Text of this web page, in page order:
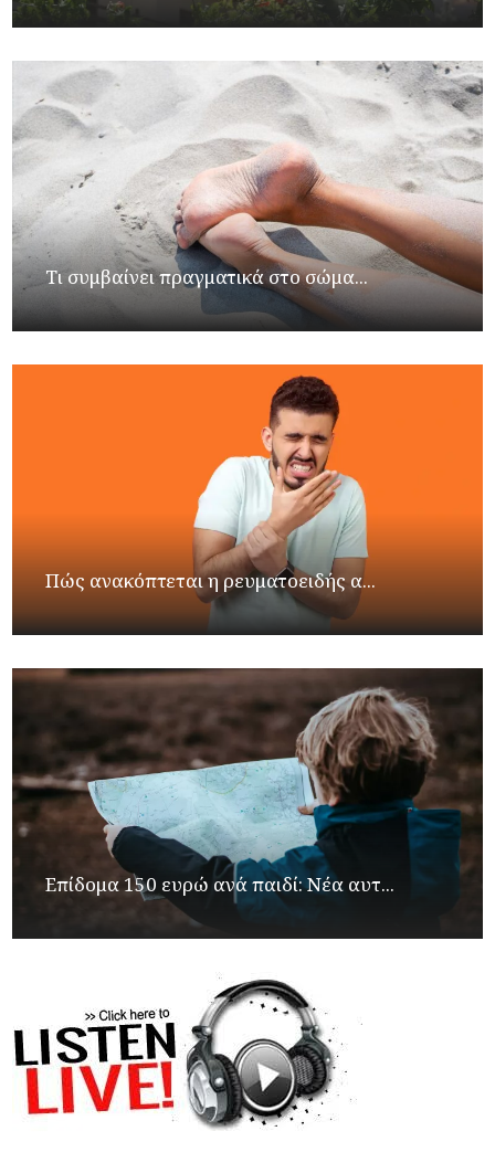
Τι συμβαίνει πραγματικά στο σώμα...
Πώς ανακόπτεται η ρευματοειδής α...
Επίδομα 150 ευρώ ανά παιδί: Νέα αυτ...